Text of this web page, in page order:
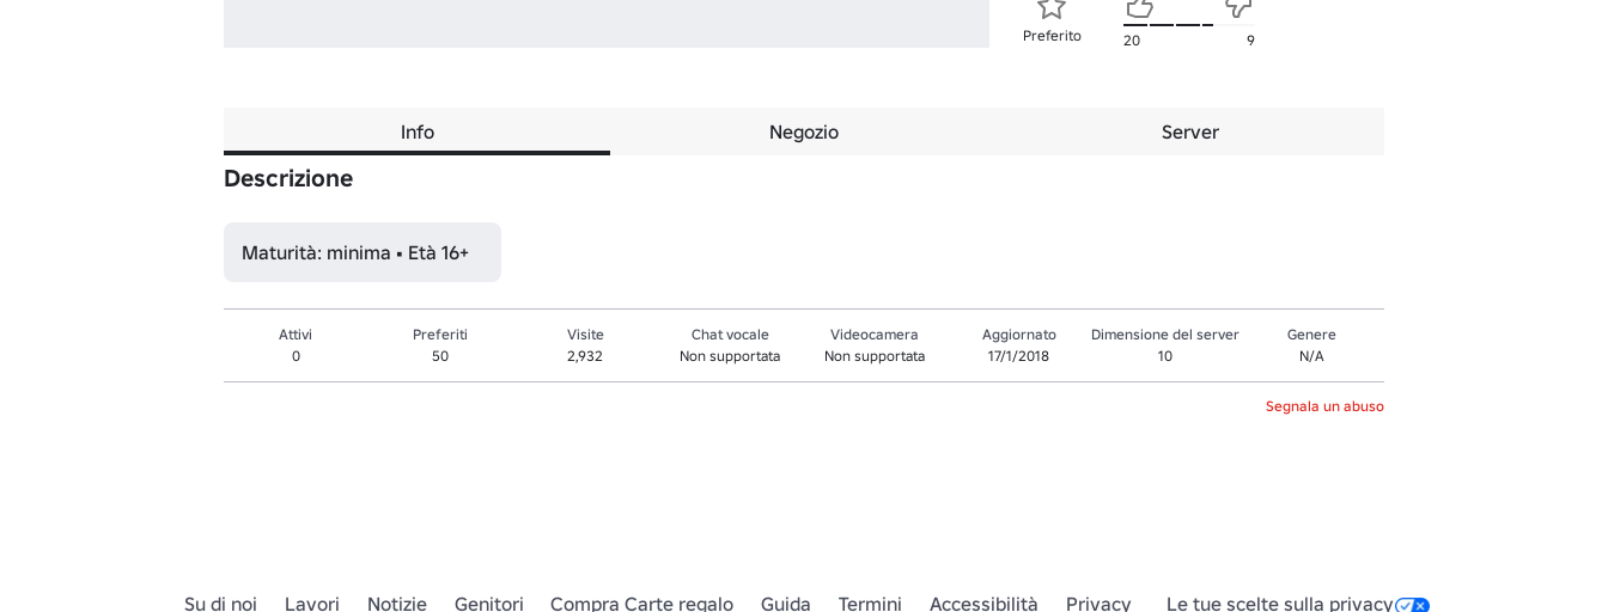
Preferito 20 9
Info Negozio Server
Descrizione
Maturità: minima • Età 16+
Attivi
0
Preferiti
50
Visite
2,932
Chat vocale
Non supportata
Videocamera
Non supportata
Aggiornato
17/1/2018
Dimensione del server
10
Genere
N/A
Segnala un abuso
Su di noi Lavori Notizie Genitori Compra Carte regalo Guida Termini Accessibilità Privacy Le tue scelte sulla privacy